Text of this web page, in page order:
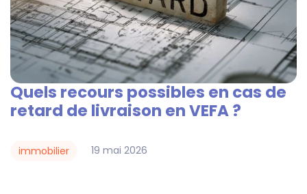
Legal design
À propos
Suivez-nous
Quels recours possibles en cas de
retard de livraison en VEFA ?
19 mai 2026
immobilier